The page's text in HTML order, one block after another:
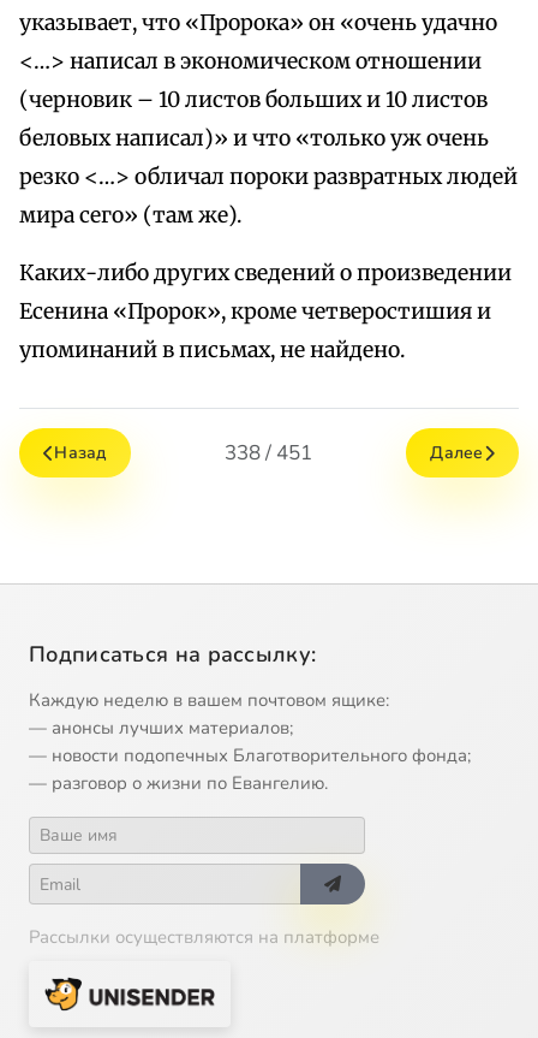
указывает, что «Пророка» он «очень удачно
<…> написал в экономическом отношении
(черновик – 10 листов больших и 10 листов
беловых написал)» и что «только уж очень
резко <…> обличал пороки развратных людей
мира сего» (там же).
Каких-либо других сведений о произведении
Есенина «Пророк», кроме четверостишия и
упоминаний в письмах, не найдено.
Назад 338 / 451 Далее
Подписаться на рассылку:
Каждую неделю в вашем почтовом ящике:
— анонсы лучших материалов;
— новости подопечных Благотворительного фонда;
— разговор о жизни по Евангелию.
Рассылки осуществляются на платформе